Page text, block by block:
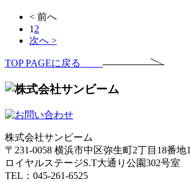
< 前へ
1 2
次へ >
TOP PAGEに戻る
株式会社サンビーム
〒231-0058 横浜市中区弥生町2丁目18番地1
ロイヤルステージS.T大通り公園302号室
TEL：045-261-6525